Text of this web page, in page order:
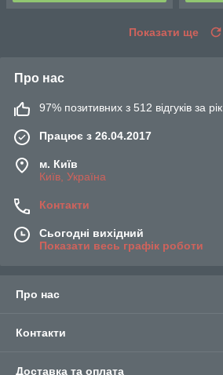
Показати ще
Про нас
97% позитивних з 512 відгуків за рік
Працює з 26.04.2017
м. Київ
Київ, Україна
Контакти
Сьогодні вихідний
Показати весь графік роботи
Про нас
Контакти
Доставка та оплата